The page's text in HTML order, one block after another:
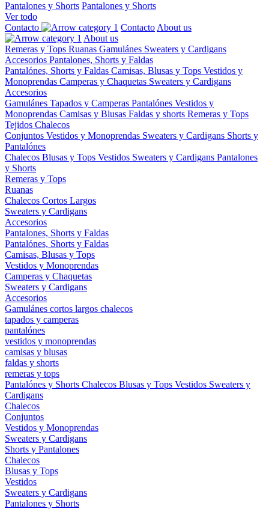
Pantalones y Shorts Pantalones y Shorts
Ver todo
Contacto
Contacto About us
About us
Remeras y Tops Ruanas Gamulánes Sweaters y Cardigans
Accesorios Pantalones, Shorts y Faldas
Pantalónes, Shorts y Faldas Camisas, Blusas y Tops Vestidos y
Monoprendas Camperas y Chaquetas Sweaters y Cardigans
Accesorios
Gamulánes Tapados y Camperas Pantalónes Vestidos y
Monoprendas Camisas y Blusas Faldas y shorts Remeras y Tops
Tejidos Chalecos
Conjuntos Vestidos y Monoprendas Sweaters y Cardigans Shorts y
Pantalónes
Chalecos Blusas y Tops Vestidos Sweaters y Cardigans Pantalones
y Shorts
Remeras y Tops
Ruanas
Chalecos Cortos Largos
Sweaters y Cardigans
Accesorios
Pantalones, Shorts y Faldas
Pantalónes, Shorts y Faldas
Camisas, Blusas y Tops
Vestidos y Monoprendas
Camperas y Chaquetas
Sweaters y Cardigans
Accesorios
Gamulánes cortos largos chalecos
tapados y camperas
pantalónes
vestidos y monoprendas
camisas y blusas
faldas y shorts
remeras y tops
Pantalónes y Shorts Chalecos Blusas y Tops Vestidos Sweaters y
Cardigans
Chalecos
Conjuntos
Vestidos y Monoprendas
Sweaters y Cardigans
Shorts y Pantalones
Chalecos
Blusas y Tops
Vestidos
Sweaters y Cardigans
Pantalones y Shorts